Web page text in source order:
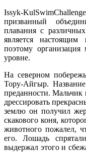
Issyk-
призванный
плавания с
является
поэтому
уровне.
На северном
Тору-Айгыр.
преданности. Мальчик
дрессировать
землю он получил
скакового коня,
животного пожалел,
его. Лошадь
выдержал этого и